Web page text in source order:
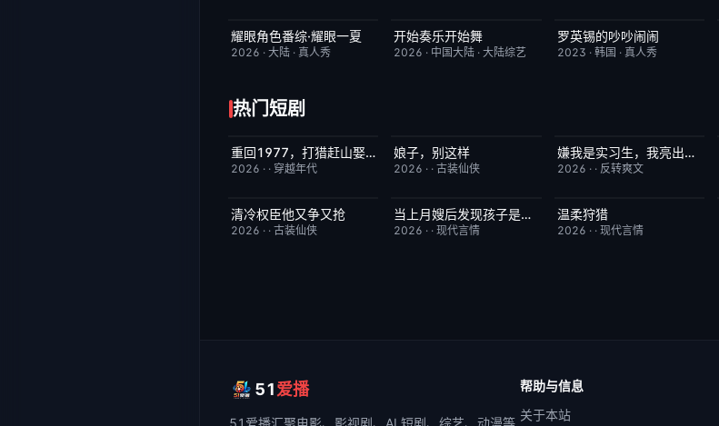
今日更新 8.0
耀眼角色番综·耀眼一夏
2026 · 大陆 · 真人秀
更新至第3期
开始奏乐开始舞
2026 · 中国大陆 ·大陆综艺
今日更新
罗英锡的吵吵闹闹
2023 · 韩国 · 真人秀
热门短剧
已完结 9.0重回1977，打猎赶山娶老婆
2026 · · 穿越年代
已完结
娘子，别这样
2026 · ·古装仙侠
已完结 5.0嫌我是实习生，我亮出老板身份
2026 · · 反转爽文
已完结
清冷权臣他又争又抢
2026 · · 古装仙侠
已完结 1.0当上月嫂后发现孩子是我的
2026 · ·现代言情
已完结
温柔狩猎
2026 · · 现代言情
51爱播
51爱播汇聚电影、影视剧、AI 短剧、综艺、动漫等
帮助与信息
关于本站